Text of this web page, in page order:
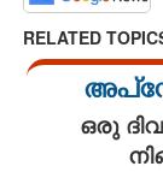
RELATED
ഒരു